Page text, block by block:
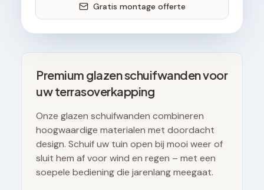
Gratis montage offerte
Premium glazen schuifwanden voor
uw terrasoverkapping
Onze glazen schuifwanden combineren
hoogwaardige materialen met doordacht
design. Schuif uw tuin open bij mooi weer of
sluit hem af voor wind en regen – met een
soepele bediening die jarenlang meegaat.